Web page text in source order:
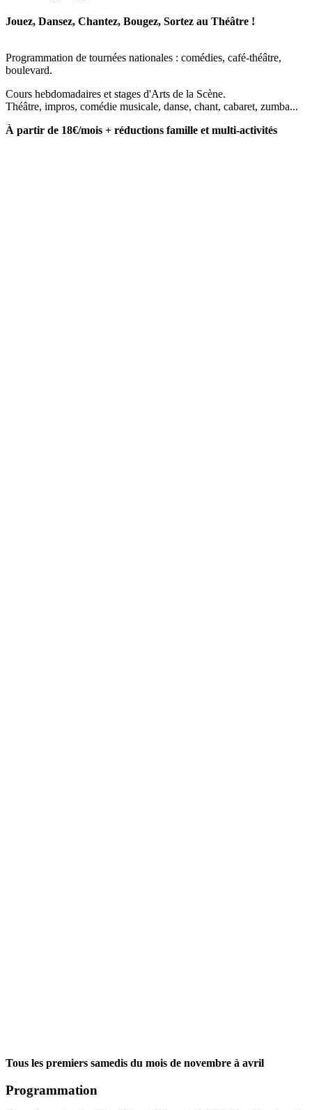
Jouez, Dansez, Chantez, Bougez, Sortez au Théâtre !
Programmation de tournées nationales : comédies, café-théâtre,
boulevard.
Cours hebdomadaires et stages d'Arts de la Scène.
Théâtre, impros, comédie musicale, danse, chant, cabaret, zumba...
À partir de 18€/mois + réductions famille et multi-activités
Tous les premiers samedis du mois de novembre à avril
Programmation